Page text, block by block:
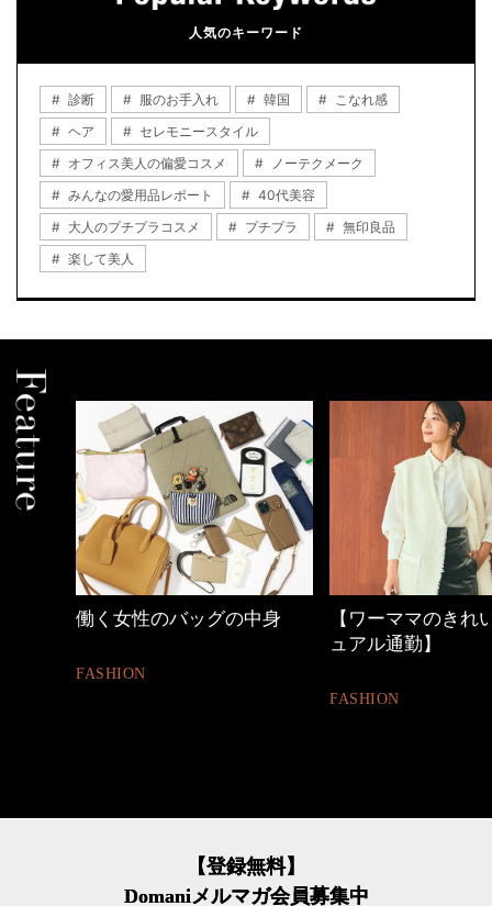
人気のキーワード
診断 服のお手入れ 韓国
こなれ感
ヘア
セレモニースタイル
オフィス美人の偏愛コスメ
ノーテクメーク
みんなの愛用品レポート
40代美容
大人のプチプラコスメ
プチプラ
無印良品
楽して美人
【ワーママのきれいめカジ
40代の小顔メイク
【登録無料】
Domaniメルマガ会員募集中